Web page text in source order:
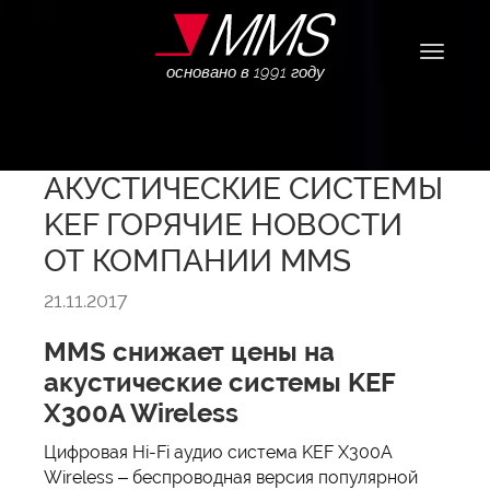
основано в 1991 году
АКУСТИЧЕСКИЕ СИСТЕМЫ
KEF ГОРЯЧИЕ НОВОСТИ
ОТ КОМПАНИИ MMS
21.11.2017
MMS снижает цены на
акустические системы KEF
X300A Wireless
Цифровая Hi-Fi аудио система KEF X300A
Wireless – беспроводная версия популярной